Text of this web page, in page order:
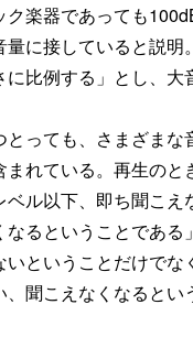
楽器であっても
量に接していると説
に比例する」とし、
とっても、さまざま
れている。再生の
ル以下、即ち聞こえ
るということであ
ということだけで
聞こえなくなると